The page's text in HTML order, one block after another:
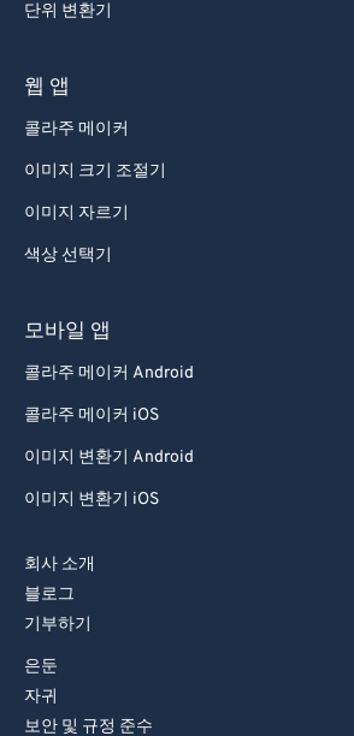
단위 변환기
웹 앱
콜라주 메이커
이미지 크기 조절기
이미지 자르기
색상 선택기
모바일 앱
콜라주 메이커 Android
콜라주 메이커 iOS
이미지 변환기 Android
이미지 변환기 iOS
회사 소개
블로그
기부하기
은둔
자귀
보안 및 규정 준수